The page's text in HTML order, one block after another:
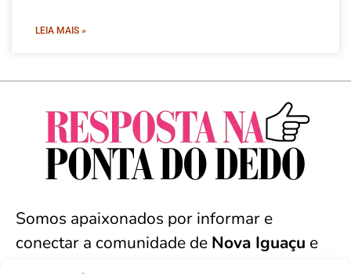
LEIA MAIS »
Somos apaixonados por informar e
conectar a comunidade de Nova Iguaçu e
arredores. Seja bem-vindo(a).